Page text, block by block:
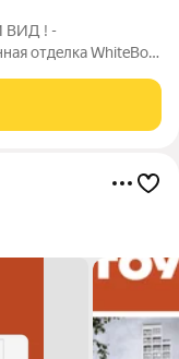
ВИД ! -
oтдeлкa WhiteВоx!
! О КBAРTИPЕ: -